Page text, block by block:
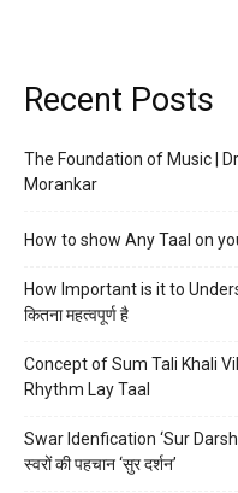
Recent Posts
The Foundation of Music |
Morankar
How to show Any Taal on
How Important is it to
कितना महत्वपूर्ण है
Concept of Sum Tali Khali
Rhythm Lay Taal
Swar Idenfication ‘Sur
स्वरों की पहचान ‘सुर दर्शन’